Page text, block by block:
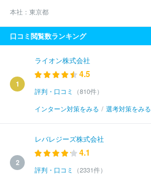
本社： 東京都
口コミ閲覧数ランキング
1
ライオン株式会社
4.5
評判・口コミ
（810件）
インターン対策をみる / 選考対策をみる
2
レバレジーズ株式会社
4.1
評判・口コミ
（2331件）